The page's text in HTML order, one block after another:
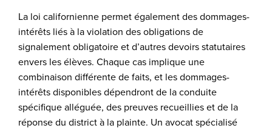
La loi californienne permet également des dommages-
intérêts liés à la violation des obligations de
signalement obligatoire et d’autres devoirs statutaires
envers les élèves. Chaque cas implique une
combinaison différente de faits, et les dommages-
intérêts disponibles dépendront de la conduite
spécifique alléguée, des preuves recueillies et de la
réponse du district à la plainte. Un avocat spécialisé